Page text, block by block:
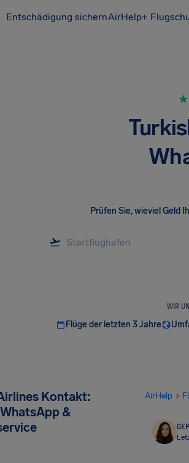
Entschädigung sichernAirHelp+
Prüfen Sie, wieviel Geld
WIR
Flüge der letzten 3 Jahre
Kontakt:
&
AirHelp